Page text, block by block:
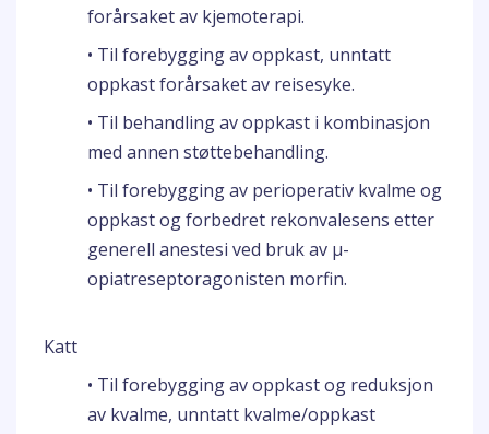
forårsaket av kjemoterapi.
• Til forebygging av oppkast, unntatt
oppkast forårsaket av reisesyke.
• Til behandling av oppkast i kombinasjon
med annen støttebehandling.
• Til forebygging av perioperativ kvalme og
oppkast og forbedret rekonvalesens etter
generell anestesi ved bruk av μ-
opiatreseptoragonisten morfin.
Katt
• Til forebygging av oppkast og reduksjon
av kvalme, unntatt kvalme/oppkast